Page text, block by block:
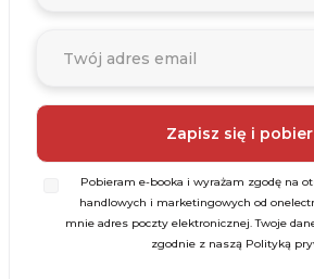
Pobieram e-booka i wyrażam zgodę na
handlowych i marketingowych od
mnie adres poczty elektronicznej. Twoje
zgodnie z naszą Polityką